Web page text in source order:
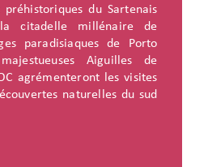
du Sartenais
citadelle millénaire de
paradisiaques de Porto
Aiguilles de
agrémenteront les visites
naturelles du sud